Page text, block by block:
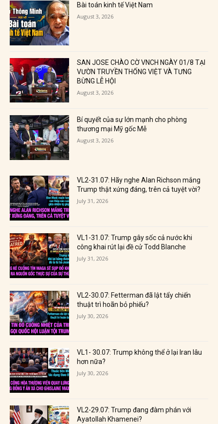
Bài toán kinh tế Việt Nam
August 3, 2026
SAN JOSE CHÀO CỜ VNCH NGÀY 01/8 TẠI
VƯỜN TRUYỀN THỐNG VIỆT VÀ TƯNG
BỪNG LỄ HỘI
August 3, 2026
Bí quyết của sự lớn mạnh cho phòng
thương mại Mỹ gốc Mễ
August 3, 2026
VL2-31.07: Hãy nghe Alan Richson mắng
Trump thật xứng đáng, trên cả tuyệt vời?
July 31, 2026
VL1-31.07: Trump gây sốc cả nước khi
công khai rút lại đề cử Todd Blanche
July 31, 2026
VL2-30.07: Fetterman đã lật tẩy chiến
thuật trì hoãn bỏ phiếu?
July 30, 2026
VL1- 30.07: Trump không thể ở lại Iran lâu
hơn nữa?
July 30, 2026
VL2-29.07: Trump đang đàm phán với
Ayatollah Khamenei?